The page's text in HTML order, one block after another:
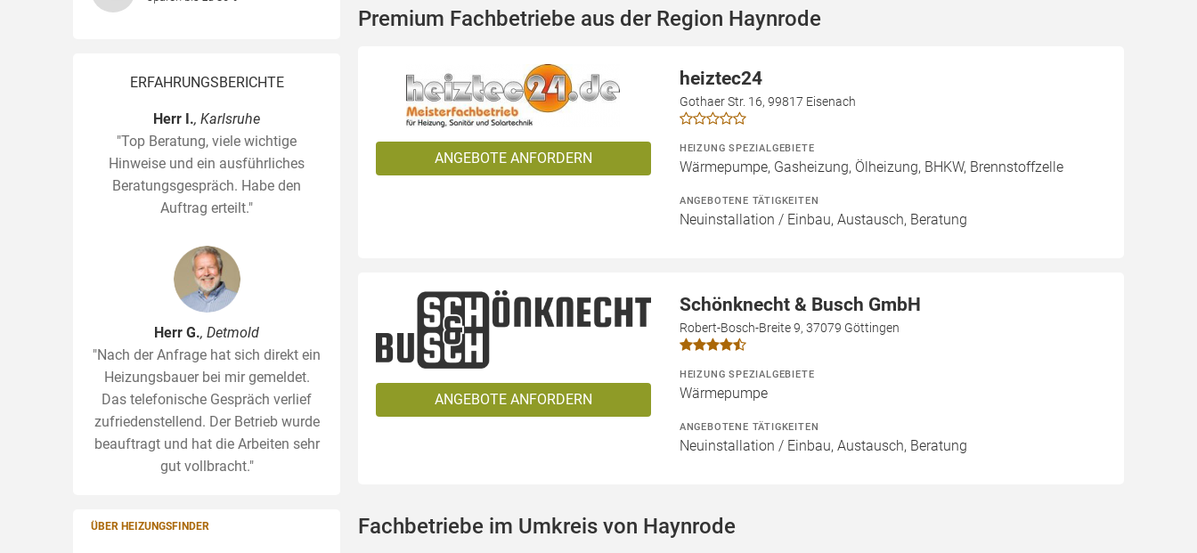
ERFAHRUNGSBERICHTE
Herr I., Karlsruhe
"Top Beratung, viele wichtige
Hinweise und ein ausführliches
Beratungsgespräch. Habe den
Auftrag erteilt."
Herr G., Detmold
"Nach der Anfrage hat sich direkt ein
Heizungsbauer bei mir gemeldet.
Das telefonische Gespräch verlief
zufriedenstellend. Der Betrieb wurde
beauftragt und hat die Arbeiten sehr
gut vollbracht."
ÜBER HEIZUNGSFINDER
Premium Fachbetriebe aus der Region Haynrode
ANGEBOTE ANFORDERN
heiztec24
Gothaer Str. 16, 99817 Eisenach
HEIZUNG SPEZIALGEBIETE
Wärmepumpe, Gasheizung, Ölheizung, BHKW, Brennstoffzelle
ANGEBOTENE TÄTIGKEITEN
Neuinstallation / Einbau, Austausch, Beratung
ANGEBOTE ANFORDERN
Schönknecht & Busch GmbH
Robert-Bosch-Breite 9, 37079 Göttingen
HEIZUNG SPEZIALGEBIETE
Wärmepumpe
ANGEBOTENE TÄTIGKEITEN
Neuinstallation / Einbau, Austausch, Beratung
Fachbetriebe im Umkreis von Haynrode